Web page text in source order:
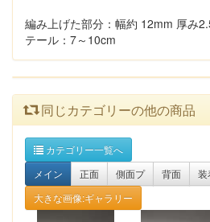
編み上げた部分：幅約 12mm 厚み
テール：7～10cm
同じカテゴリーの他の商品
カテゴリー一覧へ
メイン
正面 側面プ 背面
装
大きな画像:ギャラリー